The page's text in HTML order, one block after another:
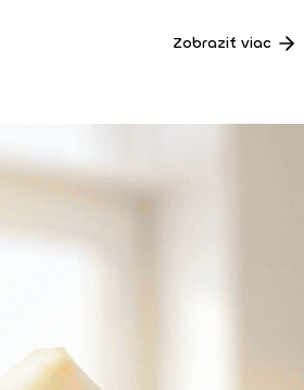
Zobraziť viac